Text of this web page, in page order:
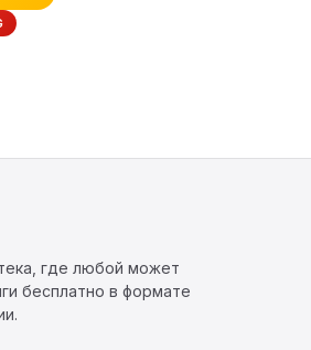
где любой может
бесплатно в формате